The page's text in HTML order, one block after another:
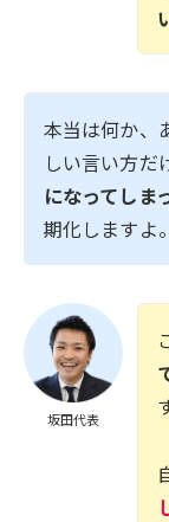
本当は何か、
しい言い方だ
になってしま
期化しますよ。
坂田代表